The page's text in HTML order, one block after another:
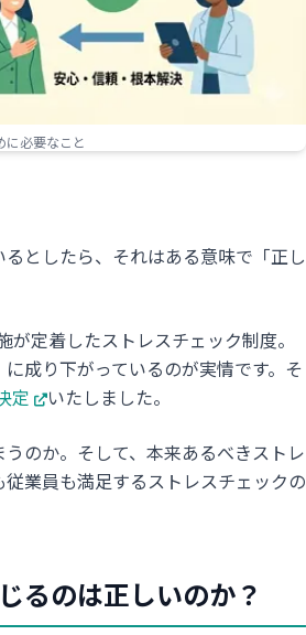
に必要なこと
としたら、それはある意味で「正し
定着したストレスチェック制度。
成り下がっているのが実情です。そ
定 いたしました。
のか。そして、本来あるべきストレ
業員も満足するストレスチェックの
るのは正しいのか？